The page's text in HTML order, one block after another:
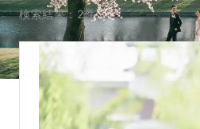
検索結果：2件